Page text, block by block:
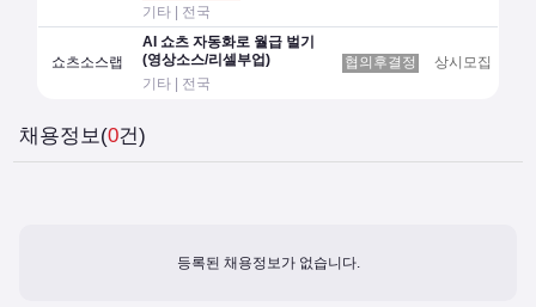
기타 | 전국
쇼츠소스랩
AI 쇼츠 자동화로 월급 벌기
(영상소스/리셀부업)
기타 | 전국
협의후결정 상시모집
채용정보(0건)
등록된 채용정보가 없습니다.